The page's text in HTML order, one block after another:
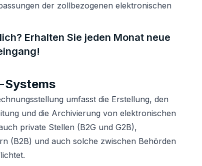
der zollbezogenen elektronischen
Erhalten Sie jeden Monat neue
Systems
umfasst die Erstellung, den
und die Archivierung von elektronischen
private Stellen (B2G und G2B),
(B2B) und auch solche zwischen Behörden